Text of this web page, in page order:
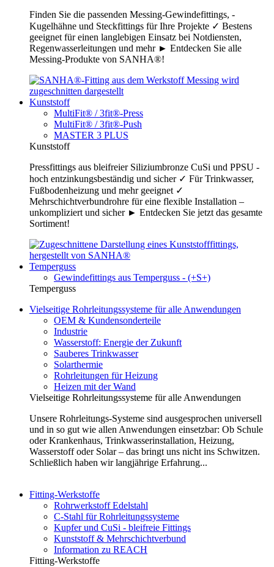
Finden Sie die passenden Messing-Gewindefittings, -
Kugelhähne und Steckfittings für Ihre Projekte ✓ Bestens
geeignet für einen langlebigen Einsatz bei Notdiensten,
Regenwasserleitungen und mehr ► Entdecken Sie alle
Messing-Produkte von SANHA®!
Kunststoff
MultiFit® / 3fit®-Press
MultiFit® / 3fit®-Push
MASTER 3 PLUS
Kunststoff
Pressfittings aus bleifreier Siliziumbronze CuSi und PPSU -
hoch entzinkungsbeständig und sicher ✓ Für Trinkwasser,
Fußbodenheizung und mehr geeignet ✓
Mehrschichtverbundrohre für eine flexible Installation –
unkompliziert und sicher ► Entdecken Sie jetzt das gesamte
Sortiment!
Temperguss
Gewindefittings aus Temperguss - (+S+)
Temperguss
Vielseitige Rohrleitungssysteme für alle Anwendungen
OEM & Kundensonderteile
Industrie
Wasserstoff: Energie der Zukunft
Sauberes Trinkwasser
Solarthermie
Rohrleitungen für Heizung
Heizen mit der Wand
Vielseitige Rohrleitungssysteme für alle Anwendungen
Unsere Rohrleitungs-Systeme sind ausgesprochen universell
und in so gut wie allen Anwendungen einsetzbar: Ob Schule
oder Krankenhaus, Trinkwasserinstallation, Heizung,
Wasserstoff oder Solar – das bringt uns nicht ins Schwitzen.
Schließlich haben wir langjährige Erfahrung...
Fitting-Werkstoffe
Rohrwerkstoff Edelstahl
C-Stahl für Rohrleitungssysteme
Kupfer und CuSi - bleifreie Fittings
Kunststoff & Mehrschichtverbund
Information zu REACH
Fitting-Werkstoffe